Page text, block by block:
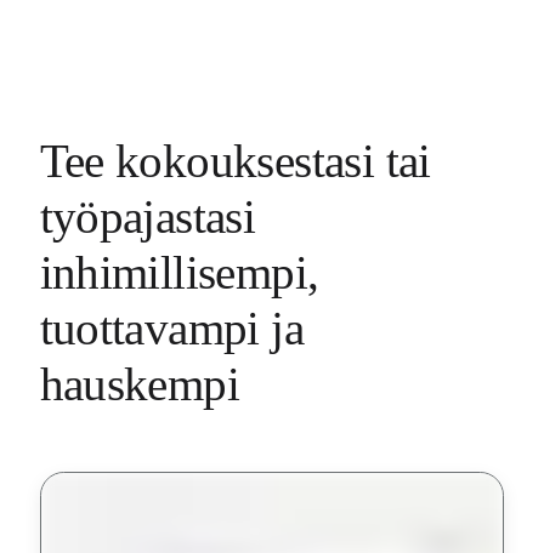
Tee kokouksestasi tai
työpajastasi
inhimillisempi,
tuottavampi ja
hauskempi